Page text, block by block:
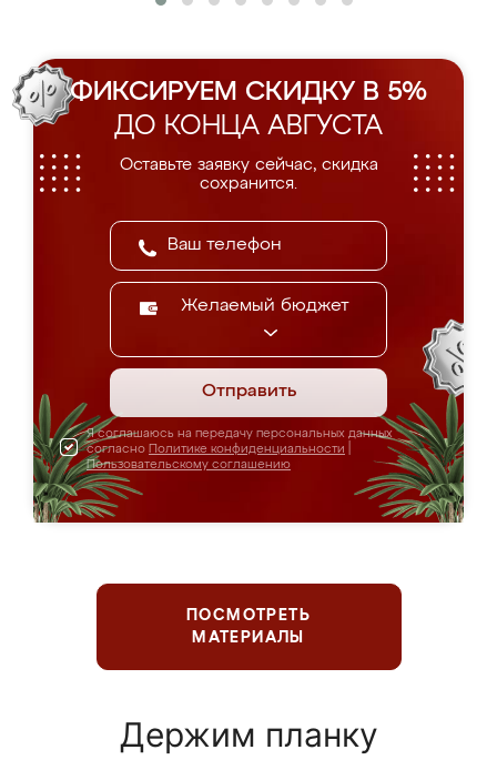
ФИКСИРУЕМ СКИДКУ В 5%
ДО КОНЦА АВГУСТА
Оставьте заявку сейчас, скидка
сохранится.
Желаемый бюджет
Отправить
Я соглашаюсь на передачу персональных данных
согласно Политике конфиденциальности
Пользовательскому соглашению
ПОСМОТРЕТЬ
МАТЕРИАЛЫ
Держим планку